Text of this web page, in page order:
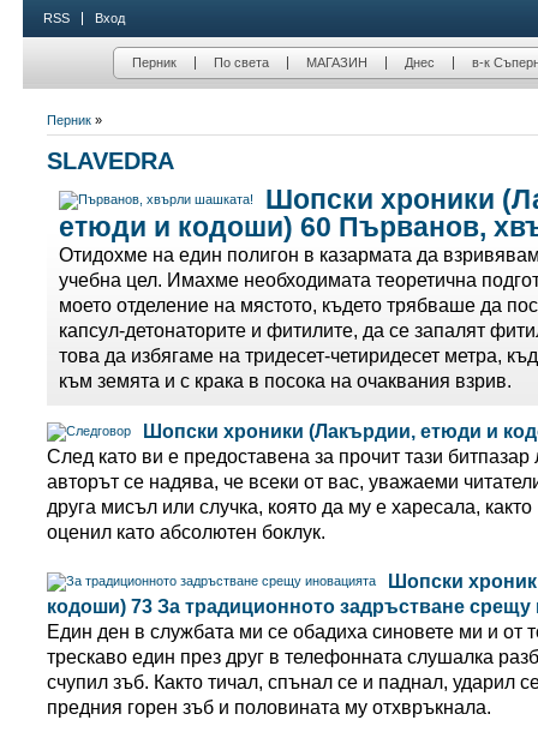
RSS Вход
Перник По света МАГАЗИН Днес в-к
Перник »
SLAVEDRA
Шопски хроники
етюди и кодоши) 60 Първанов,
Отидохме на един полигон в казармата да
учебна цел. Имахме необходимата теоретична
моето отделение на мястото, където трябваше да
капсул-детонаторите и фитилите, да се запалят
това да избягаме на тридесет-четиридесет метра,
към земята и с крака в посока на очаквания взрив.
Шопски хроники (Лакърдии, етюди и
След като ви е предоставена за прочит тази битпазар
авторът се надява, че всеки от вас, уважаеми
друга мисъл или случка, която да му е харесала, както
оценил като абсолютен боклук.
Шопски
кодоши) 73 За традиционното задръстване срещу
Един ден в службата ми се обадиха синовете ми и от
трескаво един през друг в телефонната слушалка
счупил зъб. Както тичал, спънал се и паднал, ударил
предния горен зъб и половината му отхвръкнала.